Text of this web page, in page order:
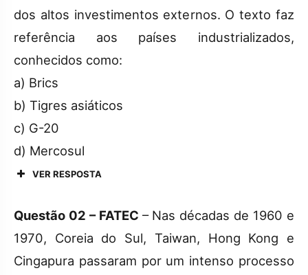
dos altos investimentos externos. O texto faz
referência aos países industrializados,
conhecidos como:
a) Brics
b) Tigres asiáticos
c) G-20
d) Mercosul
VER RESPOSTA
Questão 02 – FATEC – Nas décadas de 1960 e
1970, Coreia do Sul, Taiwan, Hong Kong e
Cingapura passaram por um intenso processo